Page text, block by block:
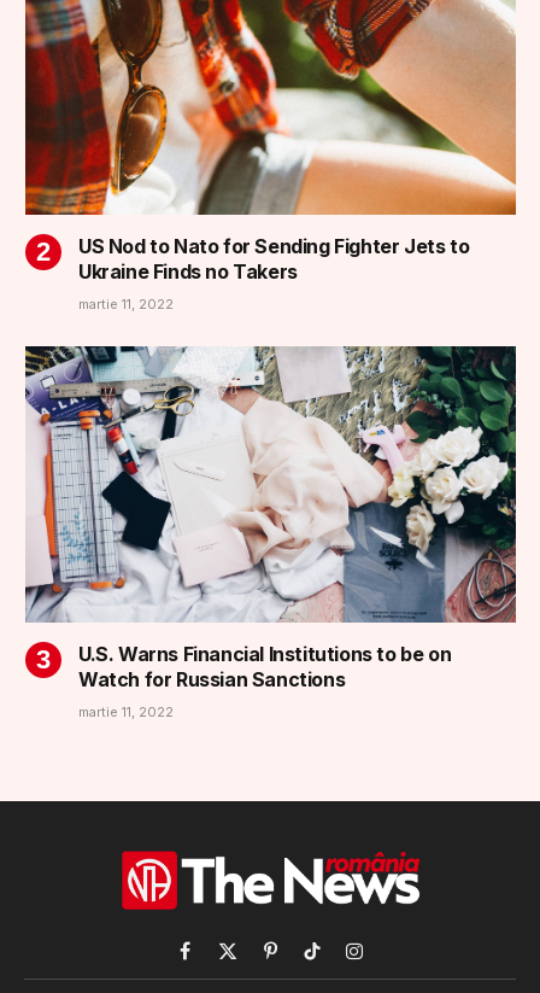
US Nod to Nato for Sending Fighter Jets to
Ukraine Finds no Takers
martie 11, 2022
U.S. Warns Financial Institutions to be on
Watch for Russian Sanctions
martie 11, 2022
Facebook
X
PinterestTikTokInstagram